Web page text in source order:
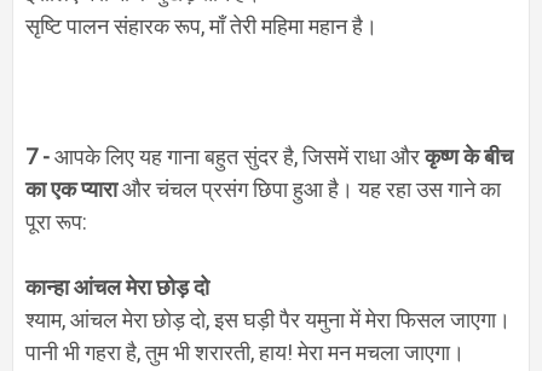
सृष्टि पालन संहारक रूप,माँ तेरी महिमा महान है।
7 -आपके लिए यह गाना बहुत सुंदर है,जिसमें राधा औरकृष्ण के बीच
का एक प्याराऔर चंचल प्रसंग छिपा हुआ है। यह रहा उस गाने का
पूरा रूप:
कान्हा आंचल मेरा छोड़ दो
श्याम,आंचल मेरा छोड़ दो,इस घड़ी पैर यमुना में मेरा फिसल जाएगा।
पानी भी गहरा है,तुम भी शरारती,हाय! मेरा मन मचला जाएगा।